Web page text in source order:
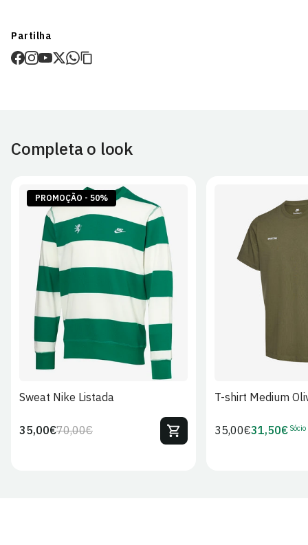
verdadeiro leão.
Prazo estimado de entrega varia consoante o destino e método
de envio.
Artigos personalizados não podem ser devolvidos.
de EnvioeDevoluções
Partilha
Completa o look
PROMOÇÃO - 50%
S XL 2XL
Sweat Nike Listada
Preço
70,00€Preço
35,00€
T-shirt Medium
Preço
35,00€Preço
31,50€ Sócio